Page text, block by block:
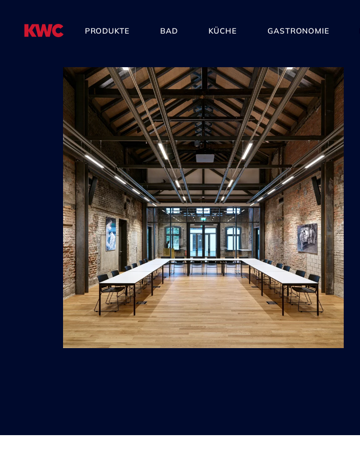
PRODUKTE BAD KÜCHE GASTRONOMIE